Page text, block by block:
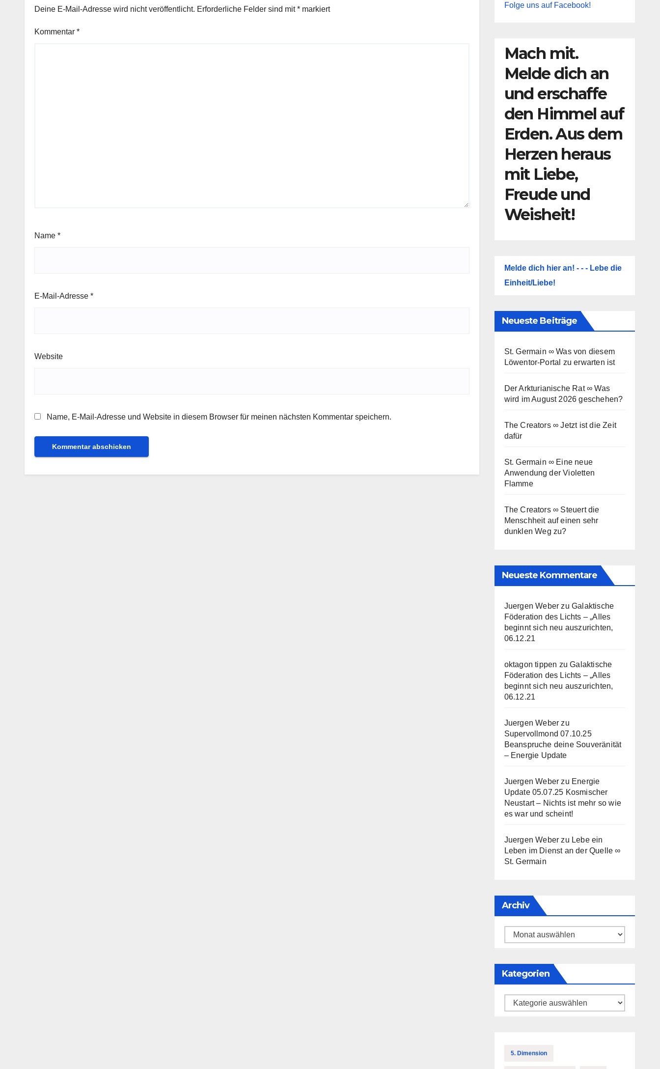
Deine E-Mail-Adresse wird nicht veröffentlicht. Erforderliche Felder sind mit* markiert
Kommentar *
Name *
E-Mail-Adresse *
Website
Name, E-Mail-Adresse und Website in diesem Browser für meinen nächsten Kommentar speichern.
Folge uns auf Facebook!
Mach mit.
Melde dich an
und erschaffe
den Himmel auf
Erden. Aus dem
Herzen heraus
mit Liebe,
Freude und
Weisheit!
Melde dich hier an! - - - Lebe die
Einheit/Liebe!
Neueste Beiträge
St. Germain ∞ Was von diesem
Löwentor-Portal zu erwarten ist
Der Arkturianische Rat ∞ Was
wird im August 2026 geschehen?
The Creators ∞ Jetzt ist die Zeit
dafür
St. Germain ∞ Eine neue
Anwendung der Violetten
Flamme
The Creators ∞ Steuert die
Menschheit auf einen sehr
dunklen Weg zu?
Neueste Kommentare
Juergen Weber zu Galaktische
Föderation des Lichts – „Alles
beginnt sich neu auszurichten,
06.12.21
oktagon tippen zuGalaktische
Föderation des Lichts – „Alles
beginnt sich neu auszurichten,
06.12.21
Juergen Weber zu
Supervollmond 07.10.25
Beanspruche deine Souveränität
– Energie Update
Juergen Weber zu Energie
Update 05.07.25 Kosmischer
Neustart – Nichts ist mehr so wie
es war und scheint!
Juergen Weber zu Lebe ein
Leben im Dienst an der Quelle ∞
St. Germain
Archiv
Archiv
Kategorien
Kategorien
5. Dimension